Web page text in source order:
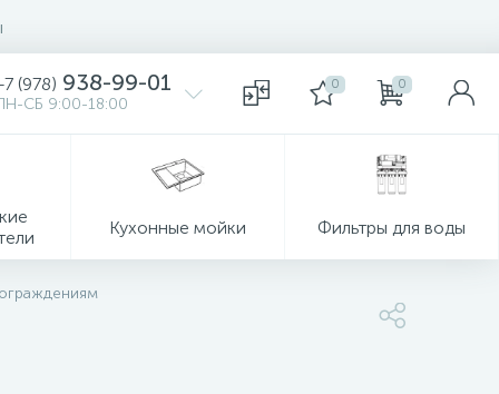
(978) 938-99-01
СБ 9:00-18:00
0 0
Кухонные мойки Фильтры для воды